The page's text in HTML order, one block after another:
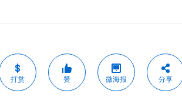
打赏 赞 微海报 分享